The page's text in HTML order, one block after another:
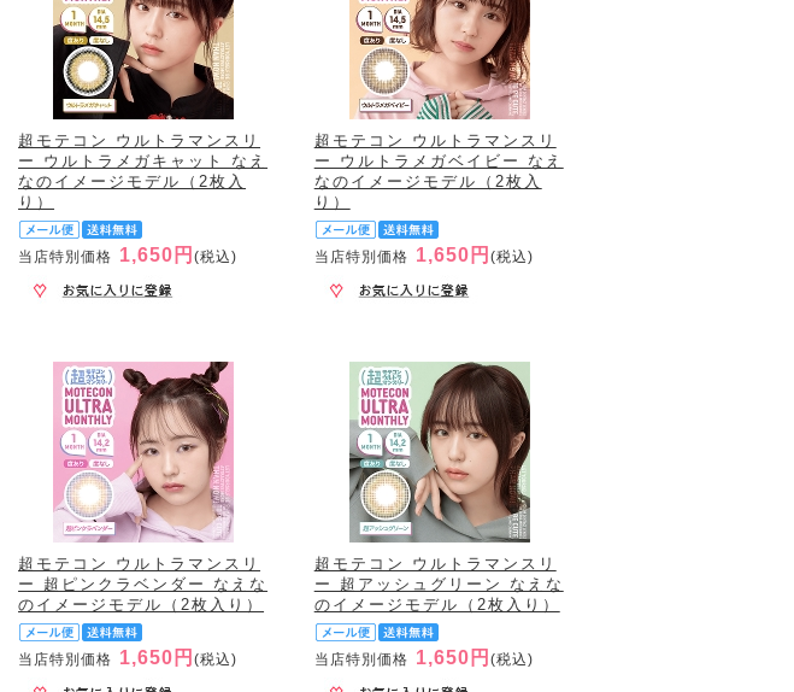
超モテコン ウルトラマンスリ
ー ウルトラメガキャット なえ
なのイメージモデル（2枚入
り）
当店特別価格 1,650円(税込)
超モテコン ウルトラマンスリ
ー ウルトラメガベイビー なえ
なのイメージモデル（2枚入
り）
当店特別価格 1,650円 (税込)
超モテコン ウルトラマンスリ
ー 超ピンクラベンダー なえな
のイメージモデル（2枚入り）
当店特別価格 1,650円(税込)
超モテコン ウルトラマンスリ
ー 超アッシュグリーン なえな
のイメージモデル（2枚入り）
当店特別価格 1,650円 (税込)